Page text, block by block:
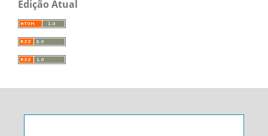
Edição Atual